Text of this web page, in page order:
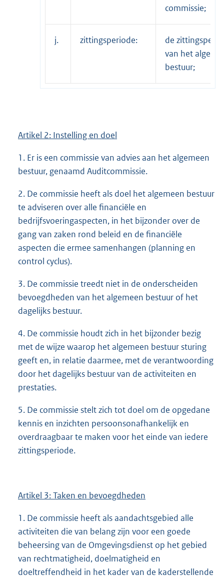
commissie;
j. zittingsperiode:
de
van het
bestuur;
Artikel 2: Instelling en doel
1. Er is een commissie van advies aan het algemeen
bestuur, genaamd Auditcommissie.
2. De commissie heeft als doel het algemeen bestuur
te adviseren over alle financiële en
bedrijfsvoeringaspecten, in het bijzonder over de
gang van zaken rond beleid en de financiële
aspecten die ermee samenhangen (planning en
control cyclus).
3. De commissie treedt niet in de onderscheiden
bevoegdheden van het algemeen bestuur of het
dagelijks bestuur.
4. De commissie houdt zich in het bijzonder bezig
met de wijze waarop het algemeen bestuur sturing
geeft en, in relatie daarmee, met de verantwoording
door het dagelijks bestuur van de activiteiten en
prestaties.
5. De commissie stelt zich tot doel om de opgedane
kennis en inzichten persoonsonafhankelijk en
overdraagbaar te maken voor het einde van iedere
zittingsperiode.
Artikel 3: Taken en bevoegdheden
1. De commissie heeft als aandachtsgebied alle
activiteiten die van belang zijn voor een goede
beheersing van de Omgevingsdienst op het gebied
van rechtmatigheid, doelmatigheid en
doeltreffendheid in het kader van de kaderstellende